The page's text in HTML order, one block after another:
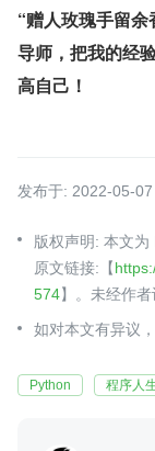
“赠人玫瑰手留
导师，把我的经
高自己！
发布于: 2022-05-07
版权声明: 本文为
原文链接:【
574】。未经作者
如对本文有异议
Python 程序人